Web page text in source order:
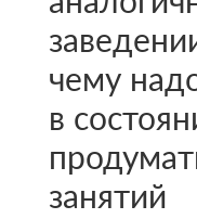
чему
в
занятий